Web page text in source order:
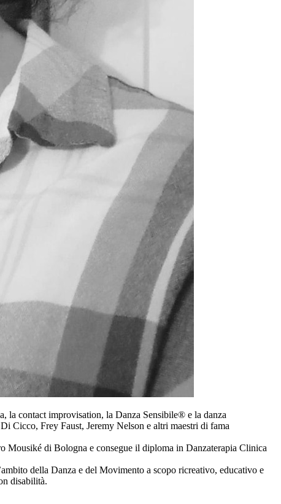
la contact improvisation, la Danza Sensibile® e la danza
Cicco, Frey Faust, Jeremy Nelson e altri maestri di fama
Mousiké di Bologna e consegue il diploma in Danzaterapia Clinica
della Danza e del Movimento a scopo ricreativo, educativo e
disabilità.